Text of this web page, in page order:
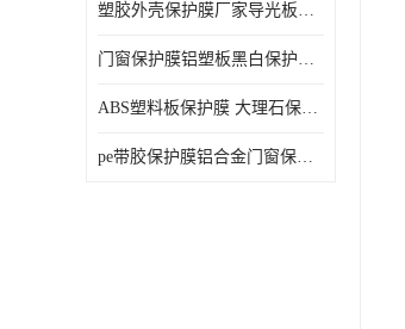
塑胶外壳保护膜厂家导光板保护膜 铝单板保护膜胶带易撕不留胶
门窗保护膜铝塑板黑白保护膜外墙保温板保护膜
ABS塑料板保护膜 大理石保护膜 缠鱼竿保护膜
pe带胶保护膜铝合金门窗保护不锈钢板保护膜大理石建筑材料保护